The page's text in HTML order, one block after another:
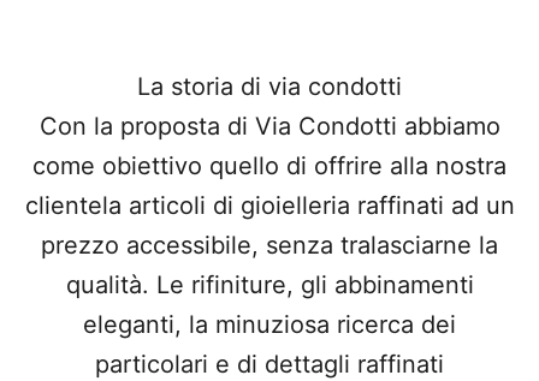
La storia di via condotti
Con la proposta di Via Condotti abbiamo
come obiettivo quello di offrire alla nostra
clientela articoli di gioielleria raffinati ad un
prezzo accessibile, senza tralasciarne la
qualità. Le rifiniture, gli abbinamenti
eleganti, la minuziosa ricerca dei
particolari e di dettagli raffinati